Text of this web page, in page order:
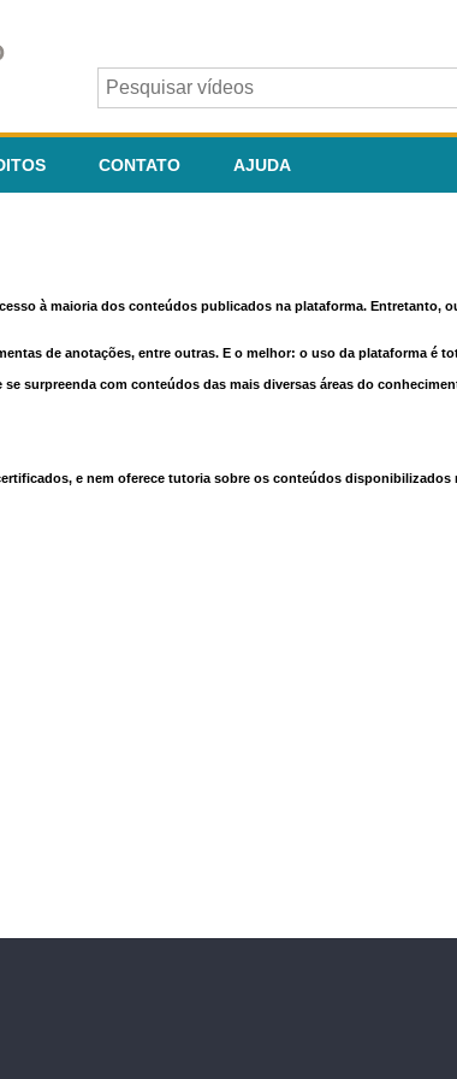
CONTATO AJUDA
à maioria dos conteúdos publicados na plataforma. Entretanto,
de anotações, entre outras. E o melhor: o uso da plataforma é
surpreenda com conteúdos das mais diversas áreas do
e nem oferece tutoria sobre os conteúdos disponibilizados